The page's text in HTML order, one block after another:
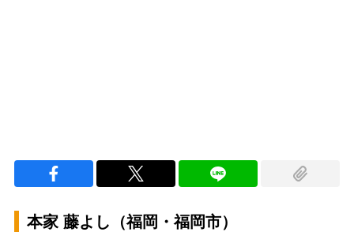
本家 藤よし（福岡・福岡市）